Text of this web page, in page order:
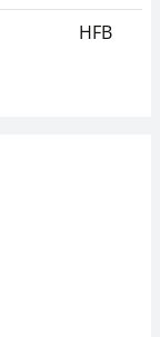
HFB